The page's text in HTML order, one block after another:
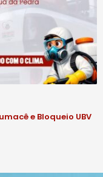
e Bloqueio UBV